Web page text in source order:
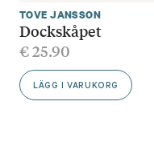
TOVE JANSSON
Dockskåpet
€25.90
LÄGG I VARUKORG